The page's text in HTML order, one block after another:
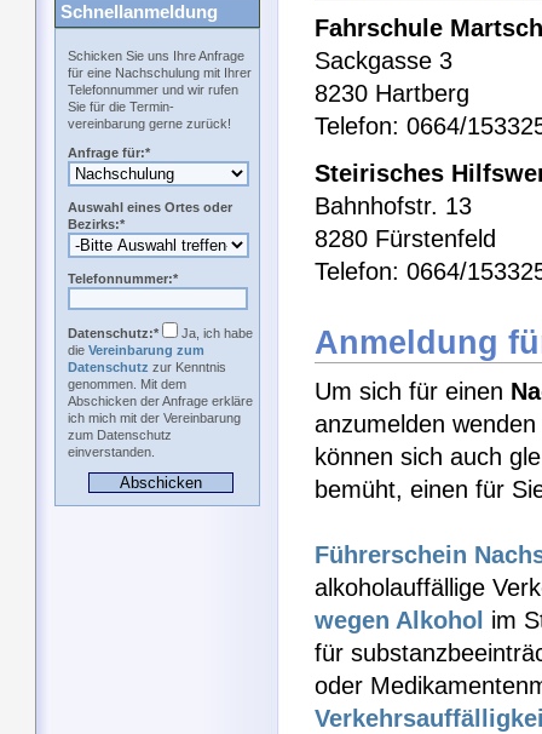
Schnellanmeldung
Schicken Sie uns Ihre Anfrage
für eine Nachschulung mit Ihrer
Telefonnummer und wir rufen
Sie für die Termin-
vereinbarung gerne zurück!
Anfrage für:*
Auswahl eines Ortes oder
Bezirks:*
Telefonnummer:*
Datenschutz:*
Ja, ich habe
die Vereinbarung zum
Datenschutz zur Kenntnis
genommen. Mit dem
Abschicken der Anfrage erkläre
ich mich mit der Vereinbarung
zum Datenschutz
einverstanden.
Fahrschule
Sackgasse 3
8230 Hartberg
Telefon: 0664/
Steirisches
Bahnhofstr. 13
8280 Fürstenfeld
Telefon: 0664/
Anmeldung
Um sich für einen
anzumelden
können sich auch
bemüht, einen für
Führerschein
alkoholauffällige
wegen Alkohol im
für
oder